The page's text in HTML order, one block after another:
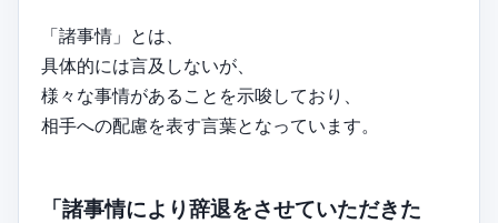
「諸事情」とは、
具体的には言及しないが、
様々な事情があることを示唆しており、
相手への配慮を表す言葉となっています。
「諸事情により辞退をさせていただきた